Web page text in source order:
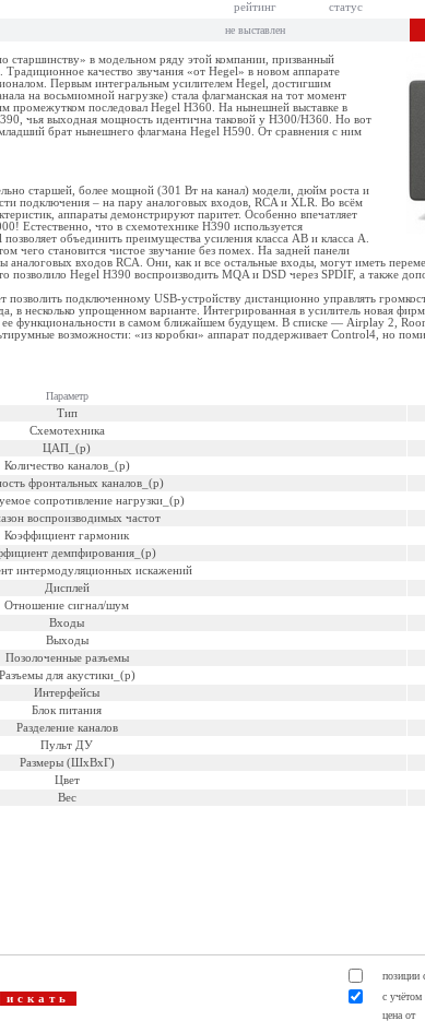
рейтинг статус
не выставлен
старшинству» в модельном ряду этой компании, призванный
качество звучания «от Hegel» в новом аппарате
Первым интегральным усилителем Hegel, достигшим
на восьмиомной нагрузке) стала флагманская на тот момент
промежутком последовал Hegel H360. На нынешней выставке в
чья выходная мощность идентична таковой у H300/H360. Но вот
брат нынешнего флагмана Hegel H590. От сравнения с ним
старшей, более мощной (301 Вт на канал) модели, дюйм роста и
подключения – на пару аналоговых входов, RCA и XLR. Во всём
аппараты демонстрируют паритет. Особенно впечатляет
Естественно, что в схемотехнике H390 используется
объединить преимущества усиления класса AB и класса А.
чего становится чистое звучание без помех. На задней панели
аналоговых входов RCA. Они, как и все остальные входы, могут иметь
позволило Hegel H390 воспроизводить MQA и DSD через SPDIF, а также
подключенному USB-устройству дистанционно управлять
несколько упрощенном варианте. Интегрированная в усилитель новая
функциональности в самом ближайшем будущем. В списке — Airplay 2,
возможности: «из коробки» аппарат поддерживает Control4, но
Параметр
Тип
Схемотехника
ЦАП_(р)
Количество каналов_(р)
фронтальных каналов_(р)
сопротивление нагрузки_(р)
воспроизводимых частот
Коэффициент гармоник
демпфирования_(р)
интермодуляционных искажений
Дисплей
Отношение сигнал/шум
Входы
Выходы
Позолоченные разъемы
Разъемы для акустики_(р)
Интерфейсы
Блок питания
Разделение каналов
Пульт ДУ
Размеры (ШхВхГ)
Цвет
Вес
позиции
с учётом
цена от